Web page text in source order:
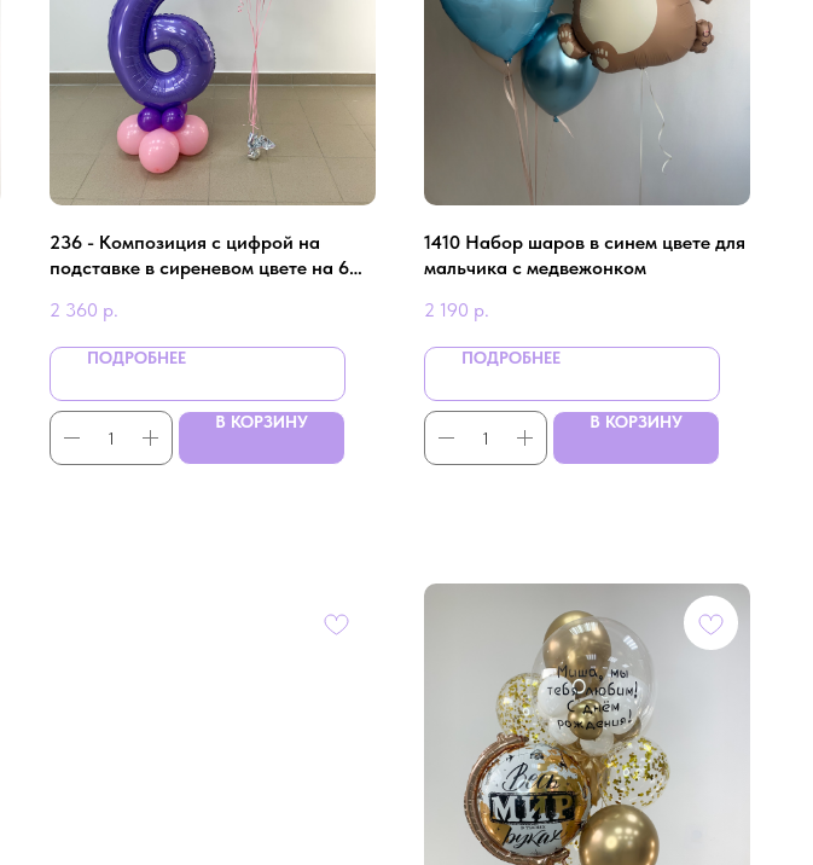
236 - Композиция с цифрой на
подставке в сиреневом цвете на 6
2 360 р.
ПОДРОБНЕЕ
В КОРЗИНУ
1410 Набор шаров в синем цвете для
мальчика с медвежонком
2 190 р.
ПОДРОБНЕЕ
В КОРЗИНУ